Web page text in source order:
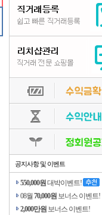
공지사항 및 이벤트
550,000원대박이벤트!
08월 70,000원 보너스 이벤트!
2,000만원 보너스 이벤트!